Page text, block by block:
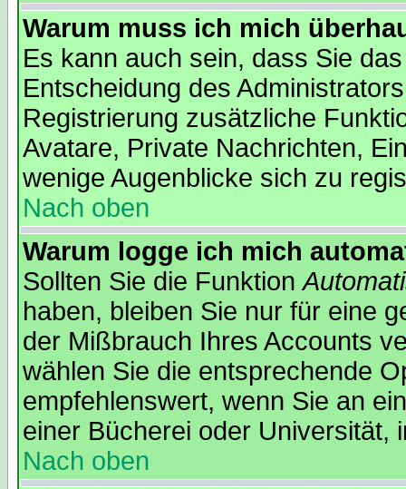
Warum muss ich mich
Es kann auch sein, dass Sie
Entscheidung des
Registrierung zusätzliche
Avatare, Private Nachrichten,
wenige Augenblicke sich zu
Nach oben
Warum logge ich mich
Sollten Sie die Funktion
haben, bleiben Sie nur für eine
der Mißbrauch Ihres Accounts
wählen Sie die entsprechende
empfehlenswert, wenn Sie an
einer Bücherei oder Universität,
Nach oben